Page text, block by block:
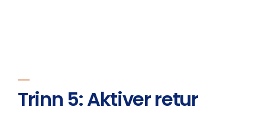
Trinn 5: Aktiver retur